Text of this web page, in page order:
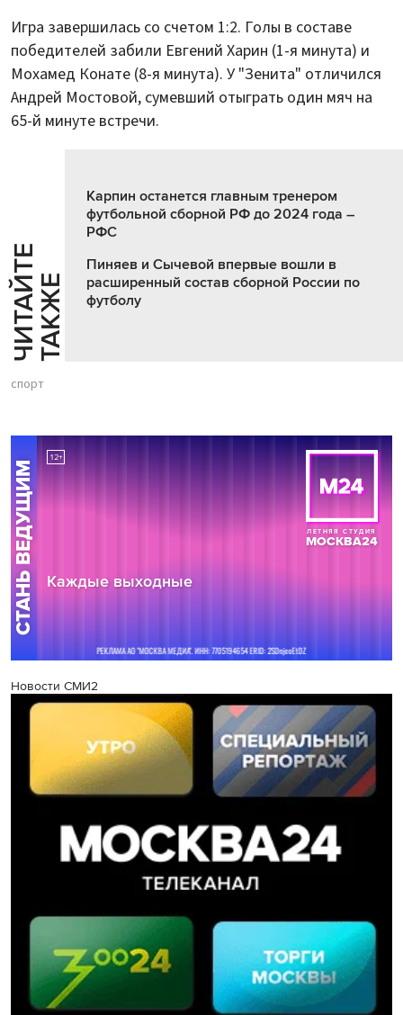
Игра завершилась со счетом 1:2. Голы в составе
победителей забили Евгений Харин (1-я минута) и
Мохамед Конате (8-я минута). У "Зенита" отличился
Андрей Мостовой, сумевший отыграть один мяч на
65-й минуте встречи.
Ч
И
Т
АЙ
Т
Е
Т
А
К
ЖЕ
Карпин останется главным тренером
футбольной сборной РФ до 2024 года –
РФС
Пиняев и Сычевой впервые вошли в
расширенный состав сборной России по
футболу
спорт
Новости СМИ2